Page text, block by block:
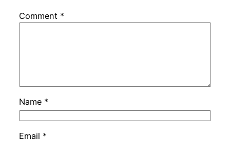
Comment *
Name *
Email *